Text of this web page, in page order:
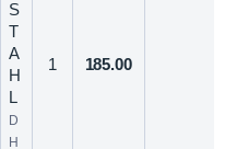
S
T
A
H
L
D
H
1 185.00